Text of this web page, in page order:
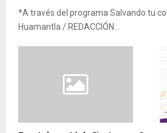
*A través del programa Salvando tu
Huamantla / REDACCIÓN...